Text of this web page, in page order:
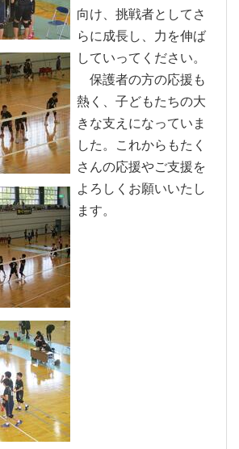
向け、挑戦者としてさ
らに成長し、力を伸ば
していってください。
保護者の方の応援も
熱く、子どもたちの大
きな支えになっていま
した。これからもたく
さんの応援やご支援を
よろしくお願いいたし
ます。